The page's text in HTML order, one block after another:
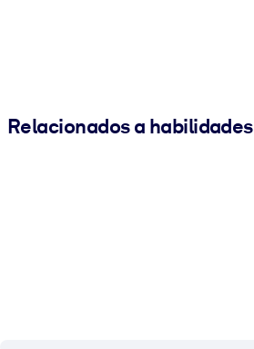
Relacionados a habilidades